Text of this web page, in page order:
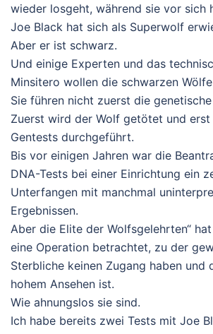
wieder losgeht, während sie vor sich
Joe Black hat sich als Superwolf
Aber er ist schwarz.
Und einige Experten und das
Minsitero wollen die schwarzen
Sie führen nicht zuerst die
Zuerst wird der Wolf getötet und erst
Gentests durchgeführt.
Bis vor einigen Jahren war die
DNA-Tests bei einer Einrichtung ein
Unterfangen mit manchmal
Ergebnissen.
Aber die Elite der Wolfsgelehrten“
eine Operation betrachtet, zu der
Sterbliche keinen Zugang haben und
hohem Ansehen ist.
Wie ahnungslos sie sind.
Ich habe bereits zwei Tests mit Joe